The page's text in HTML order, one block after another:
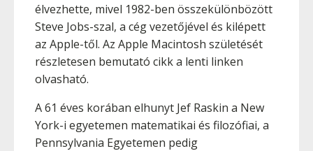
élvezhette, mivel 1982-ben összekülönbözött
Steve Jobs-szal, a cég vezetőjével és kilépett
az Apple-től. Az Apple Macintosh születését
részletesen bemutató cikk a lenti linken
olvasható.
A 61 éves korában elhunyt Jef Raskin a New
York-i egyetemen matematikai és filozófiai, a
Pennsylvania Egyetemen pedig